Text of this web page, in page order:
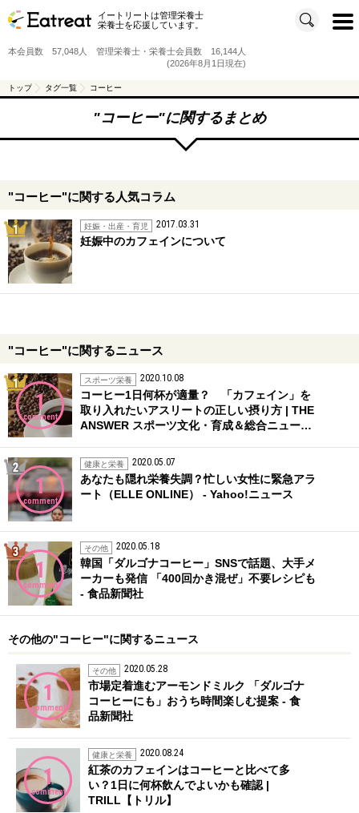
イートリートは管理栄養士
栄養士を応援しています。
t
o
i
o
本会員数 57,048人 管理栄養士・栄養士会員数 16,144人
(2026年8月1日現在)
トップ タグ一覧 コーヒー
"コーヒー"に関するまとめ
"コーヒー"に関する人気コラム
妊娠・出産・育児 2017.03.31
妊娠中のカフェインについて
1位
"コーヒー"に関するニュース
1
comment
スポーツ栄養 2020.10.08
コーヒー1日何杯が適量？ 「カフェイン」を
取り入れたいアスリートの正しい摂り方 | THE
ANSWER スポーツ文化・育成＆総合ニュー…
1位
1
comment
健康と栄養 2020.05.07
あなたも隠れ栄養失調？忙しい女性に緊急アラ
ート（ELLE ONLINE） - Yahoo!ニュース
2位
1
comment
その他 2020.05.18
韓国「ダルゴナコーヒー」SNSで話題、大手メ
ーカーも発信 「400回かき混ぜ」不要レシピも
- 食品新聞社
その他の"コーヒー"に関するニュース
1
comment
その他 2020.05.28
市場定着進むアーモンドミルク 「ダルゴナ
コーヒーにも」おうち時間楽しむ提案 - 食
品新聞社
1
comment
健康と栄養 2020.08.24
紅茶のカフェインはコーヒーと比べて多
い？1日に何杯飲んでよいかも確認 |
TRILL【トリル】